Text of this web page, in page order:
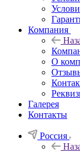
Компания
О
Галерея
Контакты
Россия